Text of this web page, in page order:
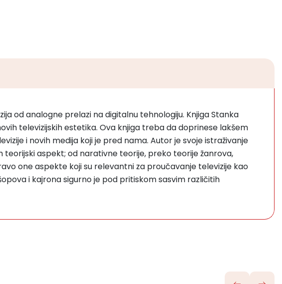
od analogne prelazi na digitalnu tehnologiju. Knjiga Stanka
televizijskih estetika. Ova knjiga treba da doprinese lakšem
i novih medija koji je pred nama. Autor je svoje istraživanje
teorijski aspekt; od narativne teorije, preko teorije žanrova,
one aspekte koji su relevantni za proučavanje televizije kao
i kajrona sigurno je pod pritiskom sasvim različitih